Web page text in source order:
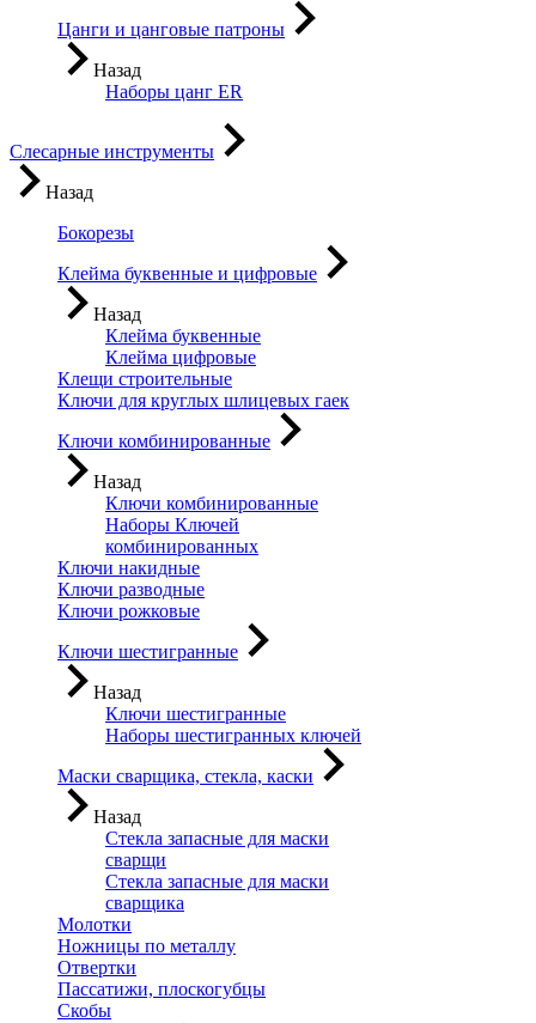
Цанги и цанговые патроны
Назад
Наборы цанг ER
Слесарные инструменты
Назад
Бокорезы
Клейма буквенные и цифровые
Назад
Клейма буквенные
Клейма цифровые
Клещи строительные
Ключи для круглых шлицевых гаек
Ключи комбинированные
Назад
Ключи комбинированные
Наборы Ключей
комбинированных
Ключи накидные
Ключи разводные
Ключи рожковые
Ключи шестигранные
Назад
Ключи шестигранные
Наборы шестигранных ключей
Маски сварщика, стекла, каски
Назад
Стекла запасные для маски
сварщи
Стекла запасные для маски
сварщика
Молотки
Ножницы по металлу
Отвертки
Пассатижи, плоскогубцы
Скобы